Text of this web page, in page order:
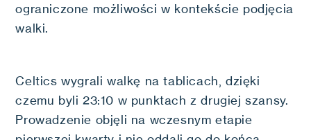
ograniczone możliwości w kontekście podjęcia
walki.
Celtics wygrali walkę na tablicach, dzięki
czemu byli 23:10 w punktach z drugiej szansy.
Prowadzenie objęli na wczesnym etapie